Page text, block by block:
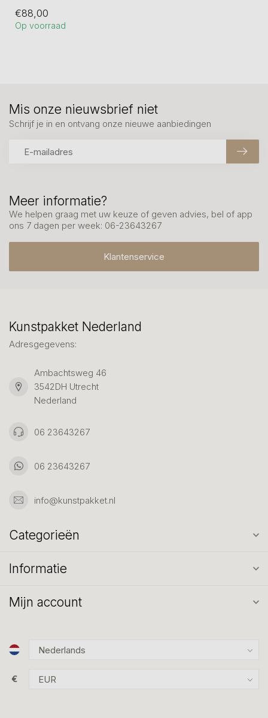
moment van...
€88,00
Op voorraad
Meer informatie?
We helpen graag met uw keuze of geven advies, bel of app
ons 7 dagen per week: 06-23643267
Klantenservice
Mis onze nieuwsbrief niet
Schrijf je in en ontvang onze nieuwe aanbiedingen
Kunstpakket Nederland
Adresgegevens:
Ambachtsweg 46
3542DH Utrecht
Nederland
06 23643267
06 23643267
info@kunstpakket.nl
Categorieën
Informatie
Mijn account
€